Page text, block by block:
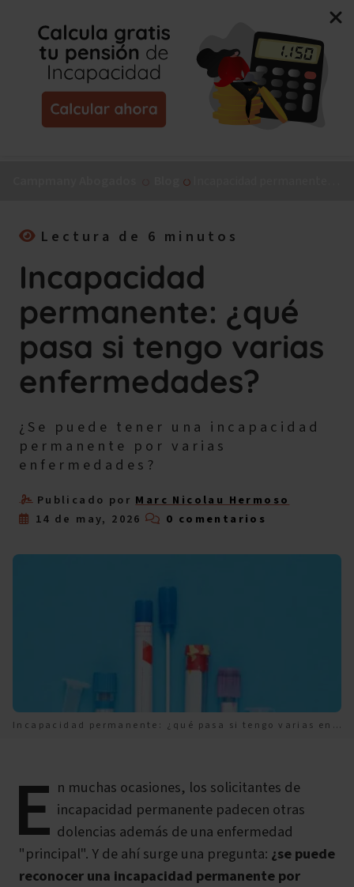
Nuevo libro de Jorge Campmany:
El Método MAPA, la
guía paso a paso para tu incapacidad permanente.
¡Consíguelo ya!
Lectura de 6 minutos
Incapacidad
permanente: ¿qué
pasa si tengo varias
enfermedades?
¿Se puede tener una incapacidad
permanente por varias
enfermedades?
Publicado por Marc Nicolau Hermoso
14 de may, 2026
0 comentarios
Incapacidad permanente: ¿qué pasa si tengo varias enfermedades?
E n muchas ocasiones, los solicitantes de
incapacidad permanente padecen otras
dolencias además de una enfermedad
"principal". Y de ahí surge una pregunta: ¿se puede
reconocer una incapacidad permanente por